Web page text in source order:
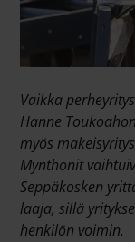
Vaikka
Hanne
myös
Mynthonit
Seppäkosken
laaja, sillä
henkilön voimin.